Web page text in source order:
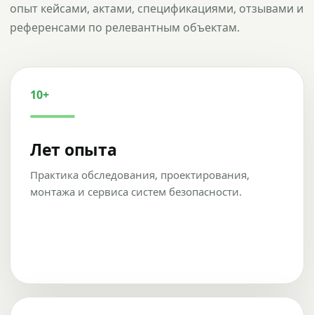
опыт кейсами, актами, спецификациями, отзывами и
референсами по релевантным объектам.
10+
Лет опыта
Практика обследования, проектирования,
монтажа и сервиса систем безопасности.